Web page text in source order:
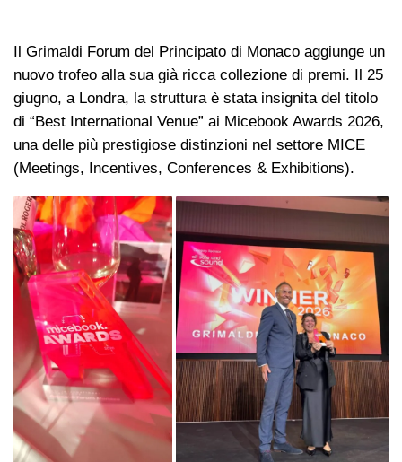
Il Grimaldi Forum del Principato di Monaco aggiunge un
nuovo trofeo alla sua già ricca collezione di premi. Il 25
giugno, a Londra, la struttura è stata insignita del titolo
di “Best International Venue” ai Micebook Awards 2026,
una delle più prestigiose distinzioni nel settore MICE
(Meetings, Incentives, Conferences & Exhibitions).